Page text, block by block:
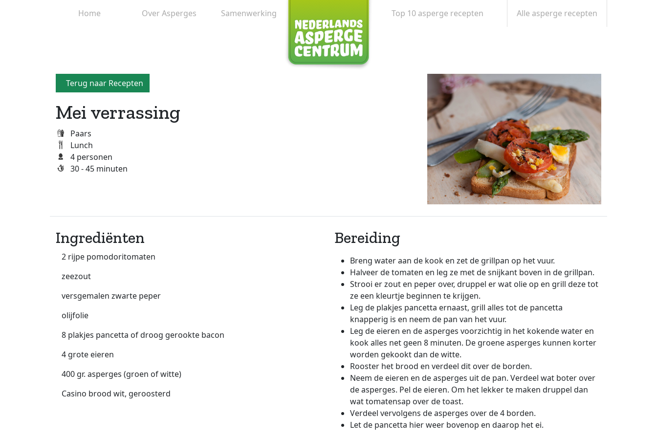
Home Over Asperges Samenwerking Top 10 asperge recepten Alle asperge recepten
Terug naar Recepten
Mei verrassing
Paars
Lunch
4 personen
30 - 45 minuten
Ingrediënten
2 rijpe pomodoritomaten
zeezout
versgemalen zwarte peper
olijfolie
8 plakjes pancetta of droog gerookte bacon
4 grote eieren
400 gr. asperges (groen of witte)
Casino brood wit, geroosterd
Bereiding
Breng water aan de kook en zet de grillpan op het vuur.
Halveer de tomaten en leg ze met de snijkant boven in de grillpan.
Strooi er zout en peper over, druppel er wat olie op en grill deze tot
ze een kleurtje beginnen te krijgen.
Leg de plakjes pancetta ernaast, grill alles tot de pancetta
knapperig is en neem de pan van het vuur.
Leg de eieren en de asperges voorzichtig in het kokende water en
kook alles net geen 8 minuten. De groene asperges kunnen korter
worden gekookt dan de witte.
Rooster het brood en verdeel dit over de borden.
Neem de eieren en de asperges uit de pan. Verdeel wat boter over
de asperges. Pel de eieren. Om het lekker te maken druppel dan
wat tomatensap over de toast.
Verdeel vervolgens de asperges over de 4 borden.
Let de pancetta hier weer bovenop en daarop het ei.